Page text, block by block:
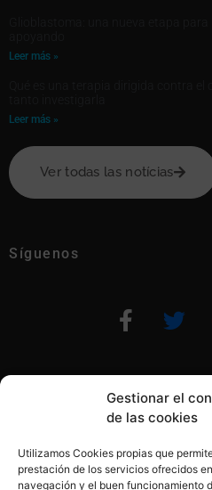
Gestionar el
de las cookies
Utilizamos Cookies propias que
prestación de los servicios ofrecidos
navegación y el buen funcionamiento
Leer más »
Leer más »
Ver todas las notícias
Síguenos
Otras formas de ayudar